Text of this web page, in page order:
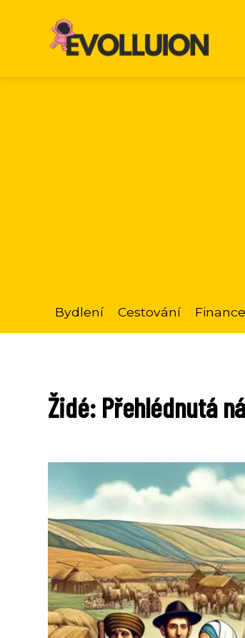
Bydlení Cestování Finance
Židé: Přehlédnutá